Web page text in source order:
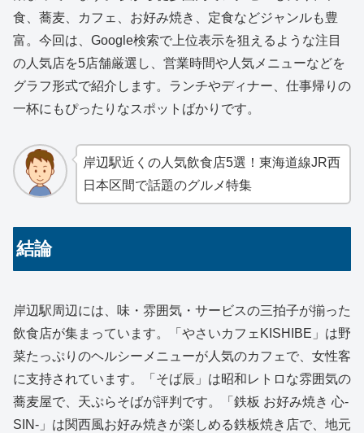
食、蕎麦、カフェ、お好み焼き、定食などジャンルも豊
富。今回は、Google検索で上位表示を狙えるような注目
の人気店を5店舗厳選し、営業時間や人気メニューなどを
グラフ形式で紹介します。ランチやディナー、仕事帰りの
一杯にもぴったりなスポットばかりです。
岸辺駅近くの人気飲食店5選！東海道線JR西
日本区間で話題のグルメ特集
結論
岸辺駅周辺には、味・雰囲気・サービスの三拍子が揃った
飲食店が集まっています。「やさいカフェKISHIBE」は野
菜たっぷりのヘルシーメニューが人気のカフェで、女性客
に支持されています。「そば辰」は昭和レトロな雰囲気の
蕎麦屋で、天ぷらそばが評判です。「鉄板 お好み焼き 心‐
SIN‐」は関西風お好み焼きが楽しめる鉄板焼き店で、地元